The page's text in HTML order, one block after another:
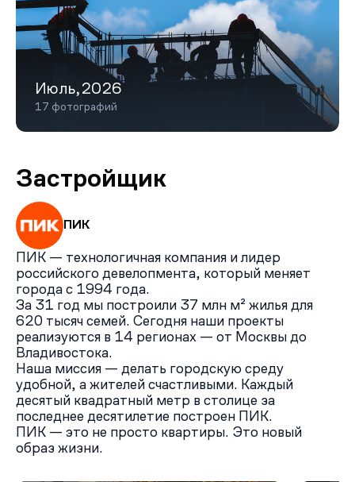
Июль,2026
17 фотографий
Застройщик
ПИК
ПИК — технологичная компания и лидер
российского девелопмента, который меняет
города с 1994 года.
За 31 год мы построили 37 млн м² жилья для
620 тысяч семей. Сегодня наши проекты
реализуются в 14 регионах — от Москвы до
Владивостока.
Наша миссия — делать городскую среду
удобной, а жителей счастливыми. Каждый
десятый квадратный метр в столице за
последнее десятилетие построен ПИК.
ПИК — это не просто квартиры. Это новый
образ жизни.